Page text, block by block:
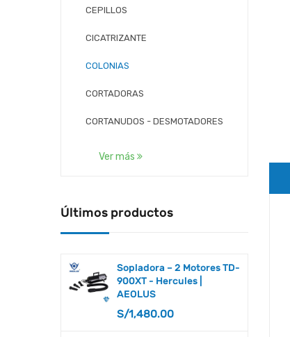
CEPILLOS
CICATRIZANTE
COLONIAS
CORTADORAS
CORTANUDOS - DESMOTADORES
DESENREDANTES
KBDS
LACAS Y TEXTURIZADORES
Ver más
Últimos productos
Sopladora – 2 Motores TD-
900XT - Hercules |
AEOLUS
S/1,480.00